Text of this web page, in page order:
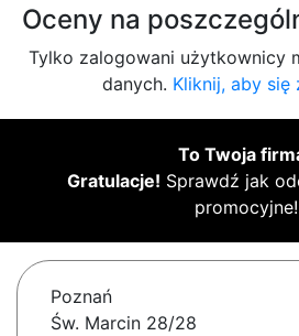
Oceny na
Tylko zalogowani użytkownicy
danych. Kliknij, aby się
To Twoja
Gratulacje! Sprawdź jak
promocyjne!
Poznań
Św. Marcin 28/28